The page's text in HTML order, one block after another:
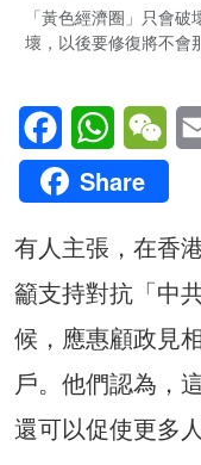
「黃色經濟圈」只會
壞，以後要修復將不會
FacebookWhatsApp
Share
有人主張，在香
籲支持對抗「中
候，應惠顧政見
戶。他們認為，
還可以促使更多